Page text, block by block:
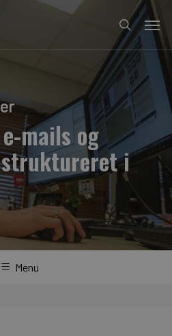
search
Menu
mails og
i
Menu